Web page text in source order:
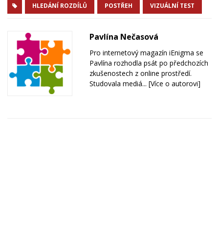
HLEDÁNÍ ROZDÍLŮ POSTŘEH VIZUÁLNÍ TEST
Pavlína Nečasová
Pro internetový magazín iEnigma se
Pavlína rozhodla psát po předchozích
zkušenostech z online prostředí.
Studovala mediá... [Více o autorovi]